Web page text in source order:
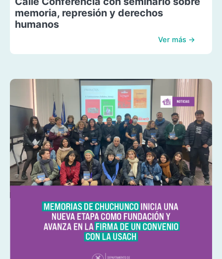
memoria, represión y derechos
humanos
Ver más →